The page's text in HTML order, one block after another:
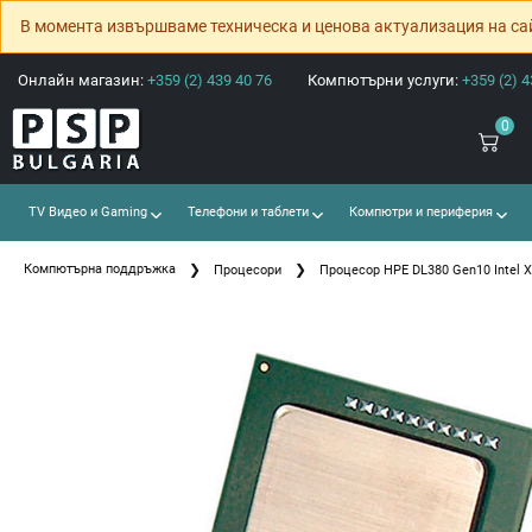
В момента извършваме техническа и ценова актуализация на
Онлайн магазин: +359 (2) 439 40 76 Компютърни услуги: +359 (2)
0
TV Видео и Gaming Телефони и таблети Компютри и периферия
Компютърна поддръжка Процесори Процесор HPE DL380 Gen10 Intel